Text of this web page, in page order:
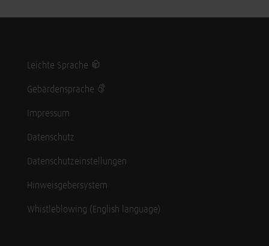
Leichte Sprache
Gebärdensprache
Impressum
Datenschutz
Datenschutzeinstellungen
Hinweisgebersystem
Whistleblowing (English language)